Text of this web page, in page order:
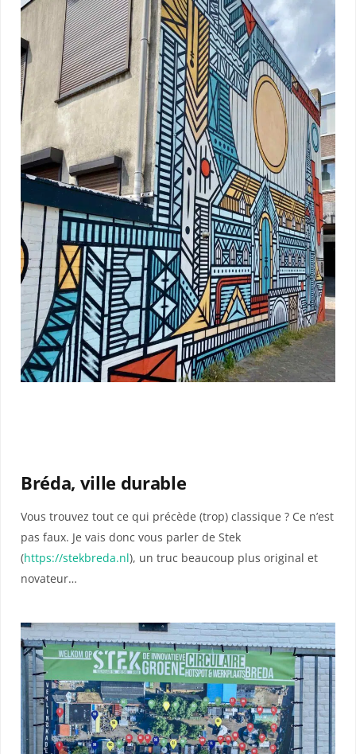
Bréda, ville durable
Vous trouvez tout ce qui précède (trop) classique ? Ce n’est
pas faux. Je vais donc vous parler de Stek
(https://stekbreda.nl), un truc beaucoup plus original et
novateur…